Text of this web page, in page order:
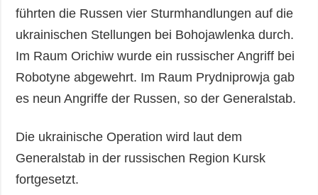
führten die Russen vier Sturmhandlungen auf die
ukrainischen Stellungen bei Bohojawlenka durch.
Im Raum Orichiw wurde ein russischer Angriff bei
Robotyne abgewehrt. Im Raum Prydniprowja gab
es neun Angriffe der Russen, so der Generalstab.
Die ukrainische Operation wird laut dem
Generalstab in der russischen Region Kursk
fortgesetzt.